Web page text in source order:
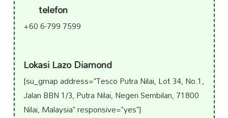
telefon
+60 6-799 7599
Lokasi Lazo Diamond
[su_gmap address="Tesco Putra Nilai, Lot 34, No.1,
Jalan BBN 1/3, Putra Nilai, Negeri Sembilan, 71800
Nilai, Malaysia" responsive="yes"]